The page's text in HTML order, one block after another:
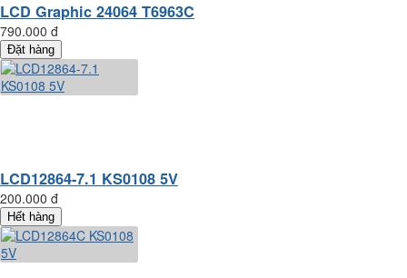
LCD Graphic 24064 T6963C
790.000 đ
Đặt hàng
LCD12864-7.1 KS0108 5V
200.000 đ
Hết hàng